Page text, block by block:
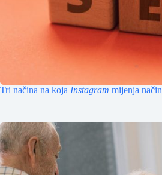
Tri načina na koja Instagram mijenja